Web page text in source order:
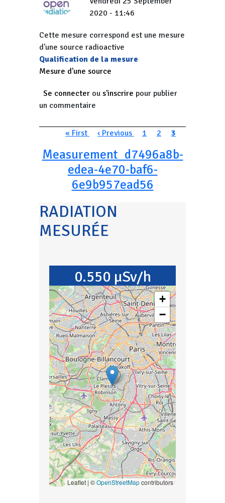
2020 - 11:46
Cette mesure correspond est une mesure
d'une source radioactive
Qualification de la mesure
Mesure d'une source
Se connecter ou s'inscrire pour publier
un commentaire
Pagination
Première page
« First Page précédente
‹ Previous Page
1 Page
2 Page courante
3
Measurement_d7496a8b-
edea-4e70-baf6-
6e9b957ead56
RADIATION
MESURÉE
0.550 µSv/h
+
−
Leaflet | ©OpenStreetMapcontributors